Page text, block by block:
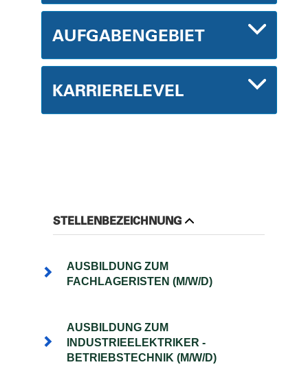
AUFGABENGEBIET
KARRIERELEVEL
STELLENBEZEICHNUNG
AUSBILDUNG ZUM
FACHLAGERISTEN (M/W/D)
AUSBILDUNG ZUM
INDUSTRIEELEKTRIKER -
BETRIEBSTECHNIK (M/W/D)